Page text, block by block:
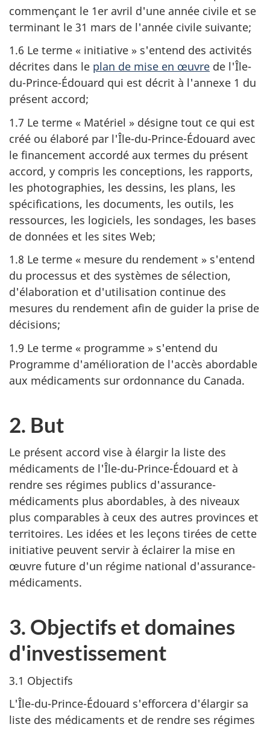
commençant le 1er avril d'une année civile et se
terminant le 31 mars de l'année civile suivante;
1.6 Le terme « initiative » s'entend des activités
décrites dans le plan de mise en œuvre de l'Île-
du-Prince-Édouard qui est décrit à l'annexe 1 du
présent accord;
1.7 Le terme « Matériel » désigne tout ce qui est
créé ou élaboré par l'Île-du-Prince-Édouard avec
le financement accordé aux termes du présent
accord, y compris les conceptions, les rapports,
les photographies, les dessins, les plans, les
spécifications, les documents, les outils, les
ressources, les logiciels, les sondages, les bases
de données et les sites Web;
1.8 Le terme « mesure du rendement » s'entend
du processus et des systèmes de sélection,
d'élaboration et d'utilisation continue des
mesures du rendement afin de guider la prise de
décisions;
1.9 Le terme « programme » s'entend du
Programme d'amélioration de l'accès abordable
aux médicaments sur ordonnance du Canada.
2. But
Le présent accord vise à élargir la liste des
médicaments de l'Île-du-Prince-Édouard et à
rendre ses régimes publics d'assurance-
médicaments plus abordables, à des niveaux
plus comparables à ceux des autres provinces et
territoires. Les idées et les leçons tirées de cette
initiative peuvent servir à éclairer la mise en
œuvre future d'un régime national d'assurance-
médicaments.
3. Objectifs et domaines
d'investissement
3.1 Objectifs
L'Île-du-Prince-Édouard s'efforcera d'élargir sa
liste des médicaments et de rendre ses régimes